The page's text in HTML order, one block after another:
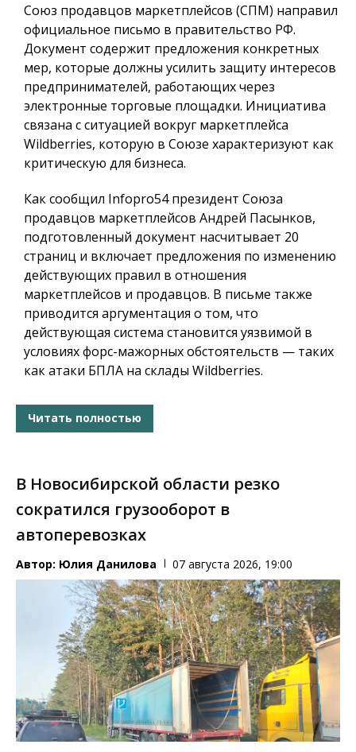
Союз продавцов маркетплейсов (СПМ) направил
официальное письмо в правительство РФ.
Документ содержит предложения конкретных
мер, которые должны усилить защиту интересов
предпринимателей, работающих через
электронные торговые площадки. Инициатива
связана с ситуацией вокруг маркетплейса
Wildberries, которую в Союзе характеризуют как
критическую для бизнеса.
Как сообщил Infopro54президент Союза
продавцов маркетплейсов Андрей Пасынков,
подготовленный документ насчитывает 20
страниц и включает предложения по изменению
действующих правил в отношения
маркетплейсов и продавцов. В письме также
приводится аргументация о том, что
действующая система становится уязвимой в
условиях форс-мажорных обстоятельств — таких
как атаки БПЛА на склады Wildberries.
Читать полностью
В Новосибирской области резко
сократился грузооборот в
автоперевозках
Автор: Юлия Данилова 07 августа 2026, 19:00